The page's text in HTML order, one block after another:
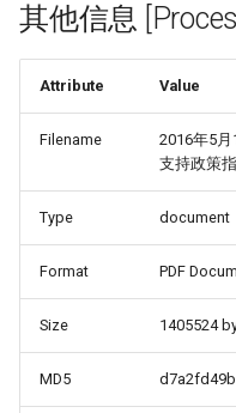
其他信息
Attribute Value
Filename
2016年5
支持政策
Type document
Format PDF
Size 1405524
MD5